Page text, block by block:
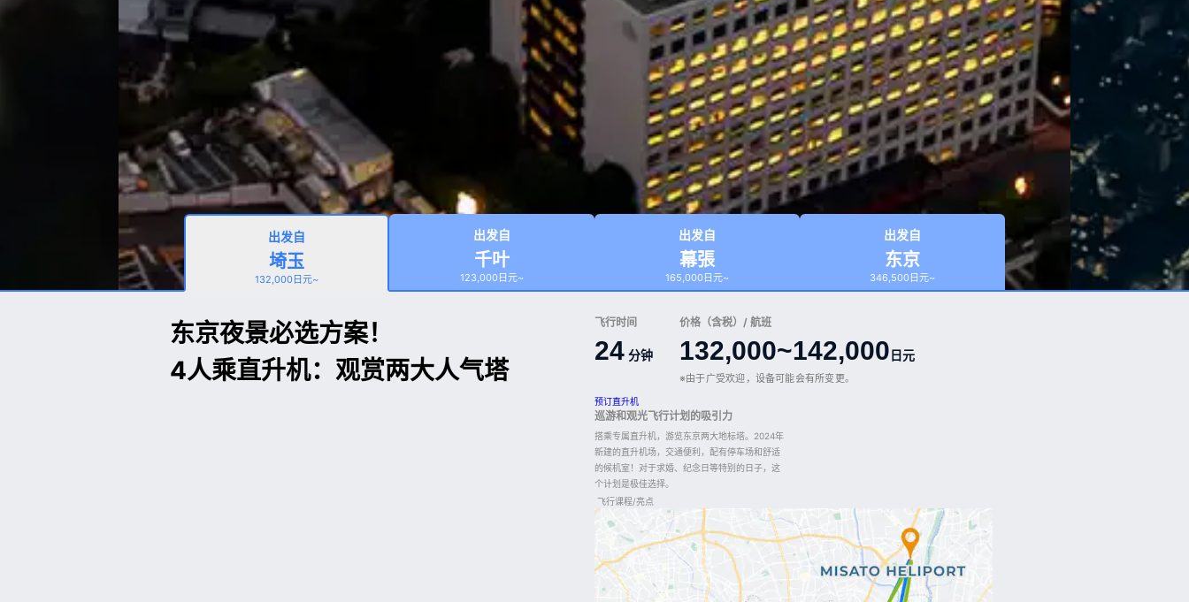
出发自
埼玉
132,000日元~
出发自
千叶
123,000日元~
出发自
幕張
165,000日元~
出发自
东京
346,500日元~
东京夜景必选方案！
4人乘直升机：观赏两大人气塔
飞行时间
24 分钟
价格（含税）/ 航班
132,000~142,000日元
※由于广受欢迎，设备可能会有所变更。
预订直升机
巡游和观光飞行计划的吸引力
搭乘专属直升机，游览东京两大地标塔。2024年
新建的直升机场，交通便利，配有停车场和舒适
的候机室！对于求婚、纪念日等特别的日子，这
个计划是极佳选择。
飞行课程/亮点